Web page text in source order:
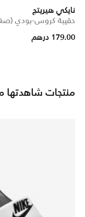
نايكي هيريتج
حقيبة كروس-بودي (صغيرة 1
179.00 درهم
منتجات شاهدتها